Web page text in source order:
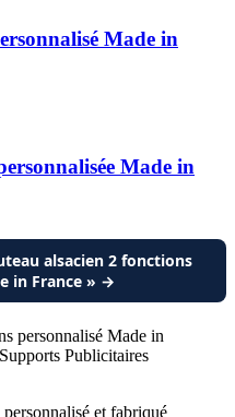
Made in
Made in
alsacien 2 fonctions
in France » →
et fabriqué